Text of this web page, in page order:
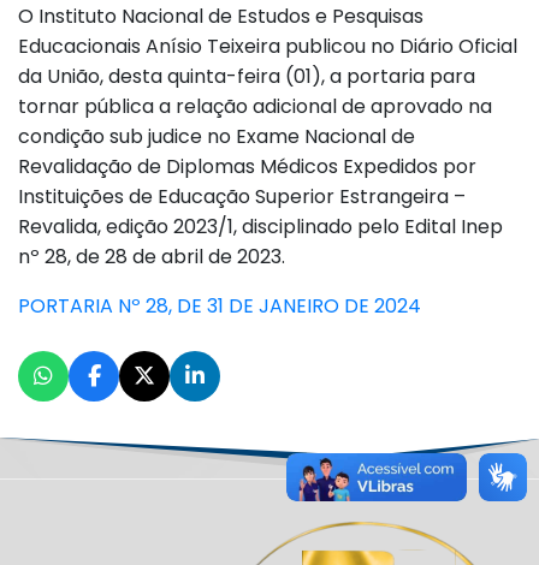
O Instituto Nacional de Estudos e Pesquisas
Educacionais Anísio Teixeira publicou no Diário Oficial
da União, desta quinta-feira (01), a portaria para
tornar pública a relação adicional de aprovado na
condição sub judice no Exame Nacional de
Revalidação de Diplomas Médicos Expedidos por
Instituições de Educação Superior Estrangeira –
Revalida, edição 2023/1, disciplinado pelo Edital Inep
nº 28, de 28 de abril de 2023.
PORTARIA Nº 28, DE 31 DE JANEIRO DE 2024